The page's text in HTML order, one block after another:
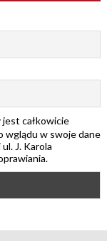
jest całkowicie
wglądu w swoje dane
J. Karola